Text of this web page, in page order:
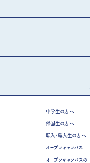
中学生の方へ
帰国生の方へ
転入・編入生の方へ
オープンキャンパス
オープンキャンパスの